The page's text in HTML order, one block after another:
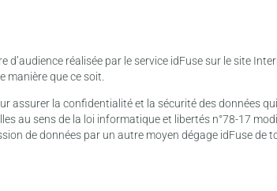
d’audience réalisée par le service idFuse sur le site
manière que ce soit.
assurer la confidentialité et la sécurité des données
au sens de la loi informatique et libertés n°78-17
de données par un autre moyen dégage idFuse de